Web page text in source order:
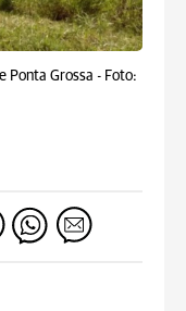
Ponta Grossa - Foto: